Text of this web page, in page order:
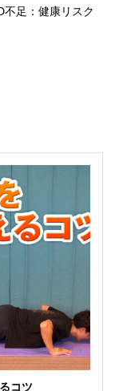
足：健康リスク
コツ